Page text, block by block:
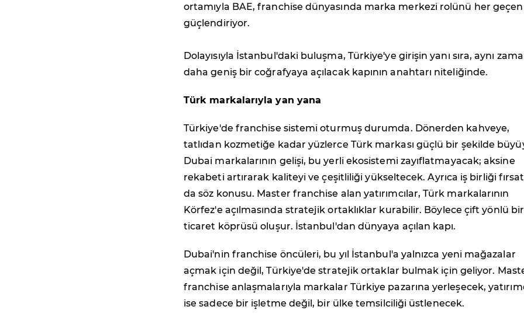
ortamıyla BAE, franchise dünyasında marka merkezi rolünü her
güçlendiriyor.
Dolayısıyla İstanbul'daki buluşma, Türkiye'ye girişin yanı sıra, aynı
daha geniş bir coğrafyaya açılacak kapının anahtarı niteliğinde.
Türk markalarıyla yan yana
Türkiye'de franchise sistemi oturmuş durumda. Dönerden kahveye,
tatlıdan kozmetiğe kadar yüzlerce Türk markası güçlü bir şekilde
Dubai markalarının gelişi, bu yerli ekosistemi zayıflatmayacak; aksine
rekabeti artırarak kaliteyi ve çeşitliliği yükseltecek. Ayrıca iş birliği
da söz konusu. Master franchise alan yatırımcılar, Türk markalarının
Körfez'e açılmasında stratejik ortaklıklar kurabilir. Böylece çift yönlü bir
ticaret köprüsü oluşur. İstanbul'dan dünyaya açılan kapı.
Dubai'nin franchise öncüleri, bu yıl İstanbul'a yalnızca yeni mağazalar
açmak için değil, Türkiye'de stratejik ortaklar bulmak için geliyor.
franchise anlaşmalarıyla markalar Türkiye pazarına yerleşecek,
ise sadece bir işletme değil, bir ülke temsilciliği üstlenecek.